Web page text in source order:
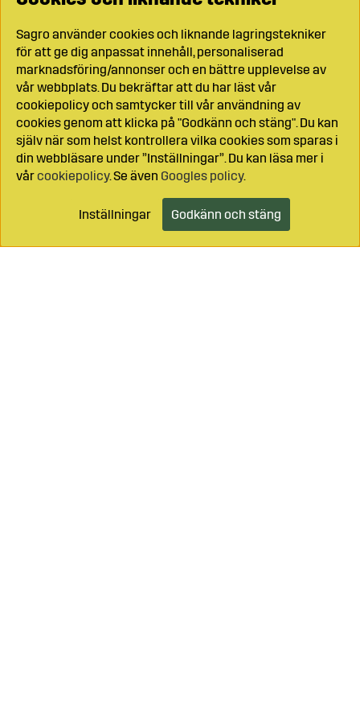
Lägg i kundvagnen
Sagro använder cookies och liknande lagringstekniker
för att ge dig anpassat innehåll, personaliserad
marknadsföring/annonser och en bättre upplevelse av
vår webbplats. Du bekräftar att du har läst vår
cookiepolicy och samtycker till vår användning av
cookies genom att klicka på "Godkänn och stäng". Du kan
själv när som helst kontrollera vilka cookies som sparas i
din webbläsare under ”Inställningar”. Du kan läsa mer i
vårcookiepolicy. Se även Googles policy.
Inställningar Godkänn och stäng